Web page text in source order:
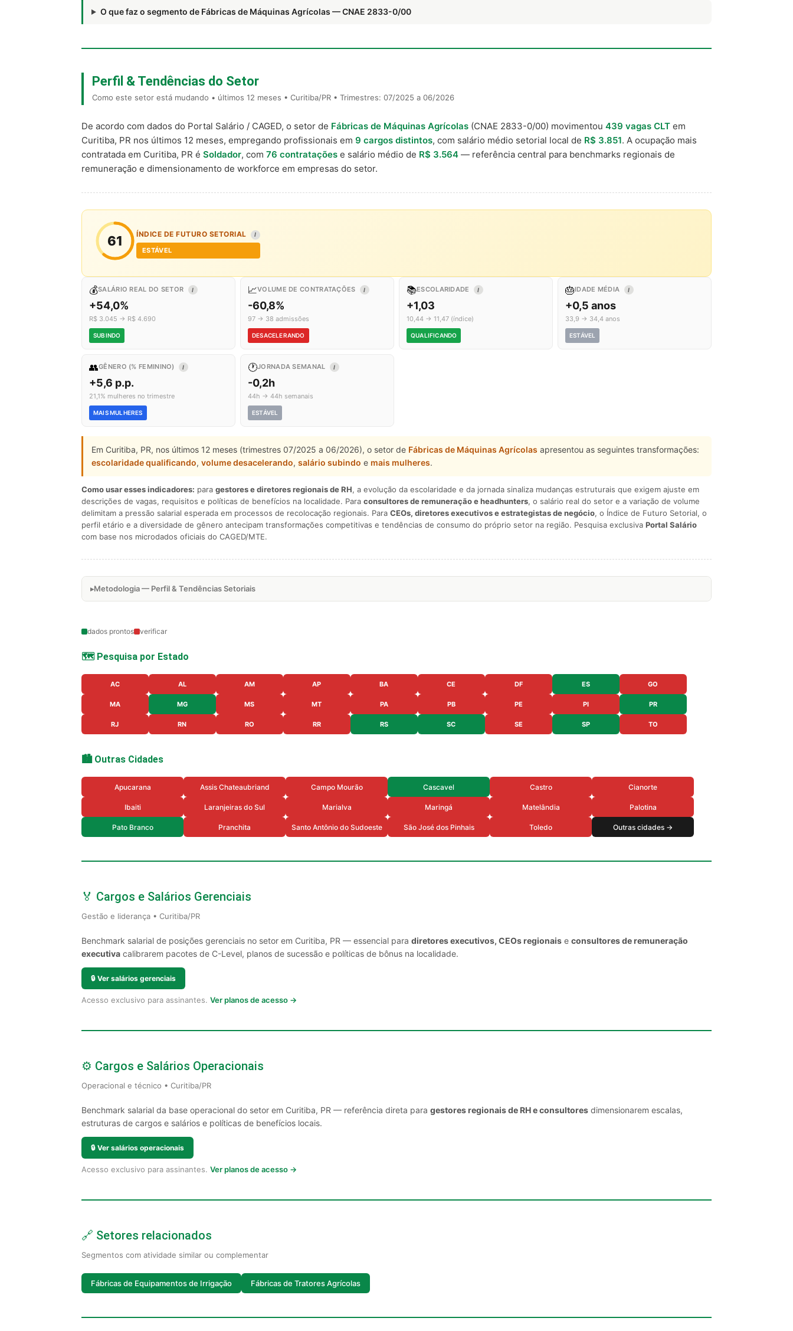
O que faz o segmento de Fábricas de Máquinas Agrícolas — CNAE 2833-0/00
Perfil & Tendências do Setor
Como este setor está mudando • últimos 12 meses • Curitiba/PR • Trimestres: 07/2025 a 06/2026
De acordo com dados do Portal Salário / CAGED, o setor de Fábricas de Máquinas Agrícolas (CNAE 2833-0/00) movimentou 439 vagas CLT em
Curitiba, PR nos últimos 12 meses, empregando profissionais em 9 cargos distintos, com salário médio setorial local de R$ 3.851. A ocupação mais
contratada em Curitiba, PR é Soldador, com 76 contratações e salário médio de R$ 3.564 — referência central para benchmarks regionais de
remuneração e dimensionamento de workforce em empresas do setor.
61 ÍNDICE DE FUTURO SETORIAL I
ESTÁVEL
💰SALÁRIO REAL DO SETOR I
+54,0%
R$ 3.045 → R$ 4.690
SUBINDO
📈VOLUME DE CONTRATAÇÕES I
-60,8%
97 → 38 admissões
DESACELERANDO
📚ESCOLARIDADE I
+1,03
10,44 → 11,47 (índice)
QUALIFICANDO
🎂IDADE MÉDIA I
+0,5 anos
33,9 → 34,4 anos
ESTÁVEL
👥GÊNERO (% FEMININO) I
+5,6 p.p.
21,1% mulheres no trimestre
MAIS MULHERES
🕐JORNADA SEMANAL I
-0,2h
44h → 44h semanais
ESTÁVEL
Em Curitiba, PR, nos últimos 12 meses (trimestres 07/2025 a 06/2026), o setor de Fábricas de Máquinas Agrícolas apresentou as seguintes transformações:
escolaridade qualificando, volume desacelerando, salário subindo e mais mulheres.
Como usar esses indicadores: para gestores e diretores regionais de RH, a evolução da escolaridade e da jornada sinaliza mudanças estruturais que exigem ajuste em
descrições de vagas, requisitos e políticas de benefícios na localidade. Para consultores de remuneração e headhunters, o salário real do setor e a variação de volume
delimitam a pressão salarial esperada em processos de recolocação regionais. Para CEOs, diretores executivos e estrategistas de negócio, o Índice de Futuro Setorial, o
perfil etário e a diversidade de gênero antecipam transformações competitivas e tendências de consumo do próprio setor na região. Pesquisa exclusiva Portal Salário
com base nos microdados oficiais do CAGED/MTE.
Metodologia — Perfil & Tendências Setoriais
dados prontos verificar
🗺️ Pesquisa por Estado
AC AL AM AP BA CE DF ES GO
MA MG MS MT PA PB PE PI PR
RJ RN RO RR RS SC SE SP TO
🏙️ Outras Cidades
Apucarana Assis Chateaubriand Campo Mourão Cascavel Castro Cianorte
Ibaiti Laranjeiras do Sul Marialva Maringá Matelândia Palotina
Pato Branco Pranchita Santo Antônio do Sudoeste São José dos Pinhais Toledo Outras cidades →
🏅 Cargos e Salários Gerenciais
Gestão e liderança • Curitiba/PR
Benchmark salarial de posições gerenciais no setor em Curitiba, PR — essencial para diretores executivos, CEOs regionais e consultores de remuneração
executiva calibrarem pacotes de C-Level, planos de sucessão e políticas de bônus na localidade.
🔒 Ver salários gerenciais
Acesso exclusivo para assinantes. Ver planos de acesso →
⚙️ Cargos e Salários Operacionais
Operacional e técnico • Curitiba/PR
Benchmark salarial da base operacional do setor em Curitiba, PR — referência direta para gestores regionais de RH e consultores dimensionarem escalas,
estruturas de cargos e salários e políticas de benefícios locais.
🔒 Ver salários operacionais
Acesso exclusivo para assinantes. Ver planos de acesso →
🔗 Setores relacionados
Segmentos com atividade similar ou complementar
Fábricas de Equipamentos de Irrigação Fábricas de Tratores Agrícolas